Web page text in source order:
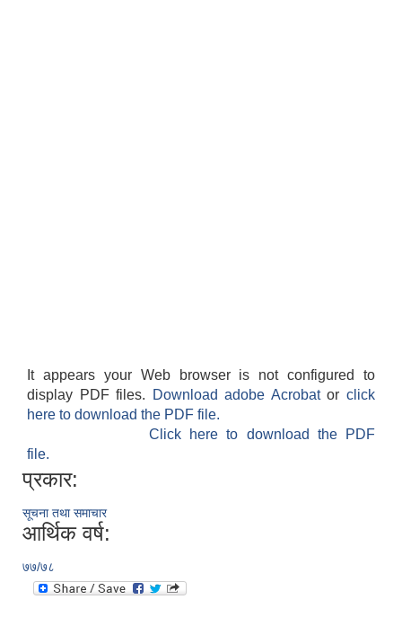
It appears your Web browser is not configured to
display PDF files.
Download adobe Acrobatorclick
here to download the PDF file.
Click here to download the PDF
file.
प्रकार:
सूचना तथा समाचार
आर्थिक वर्ष:
७७/७८